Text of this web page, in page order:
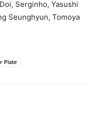
Serginho, Yasushi
Seunghyun, Tomoya
Plate